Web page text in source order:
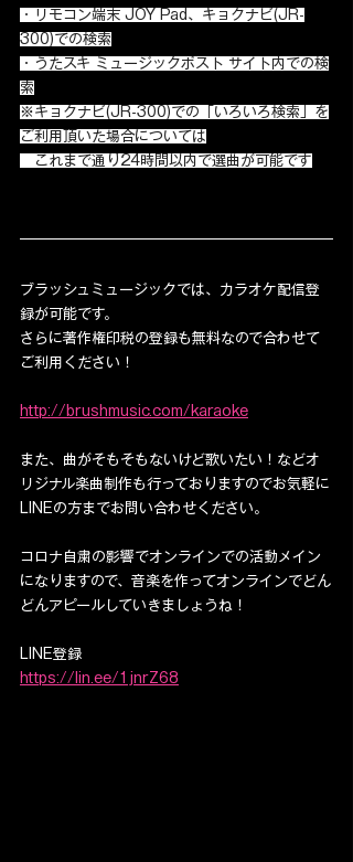
・リモコン端末 JOY Pad、キョクナビ(JR-
300)での検索
・うたスキ ミュージックポスト サイト内での検
索
※キョクナビ(JR-300)での「いろいろ検索」を
ご利用頂いた場合については
これまで通り24時間以内で選曲が可能です
ブラッシュミュージックでは、カラオケ配信登
録が可能です。
さらに著作権印税の登録も無料なので合わせて
ご利用ください！
http://brushmusic.com/karaoke
また、曲がそもそもないけど歌いたい！などオ
リジナル楽曲制作も行っておりますのでお気軽に
LINEの方までお問い合わせください。
コロナ自粛の影響でオンラインでの活動メイン
になりますので、音楽を作ってオンラインでどん
どんアピールしていきましょうね！
LINE登録
https://lin.ee/1jnrZ68